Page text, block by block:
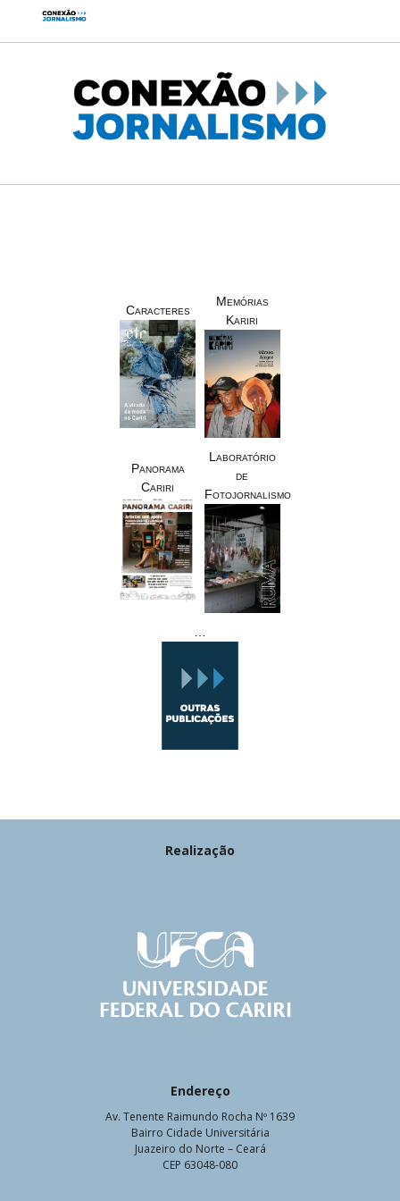
Caracteres
Memórias
Kariri
Panorama
Cariri
Laboratório
de
Fotojornalismo
Realização
Endereço
Av. Tenente Raimundo Rocha Nº 1639
Bairro Cidade Universitária
Juazeiro do Norte – Ceará
CEP 63048-080